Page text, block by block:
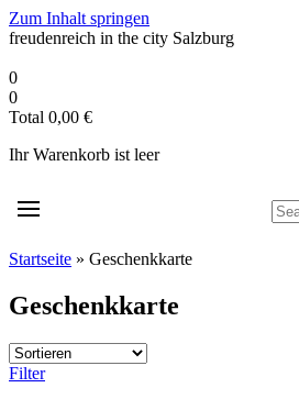
Zum Inhalt springen
freudenreich in the city Salzburg
0
0
Total 0,00 €
Ihr Warenkorb ist leer
Startseite » Geschenkkarte
Geschenkkarte
Filter